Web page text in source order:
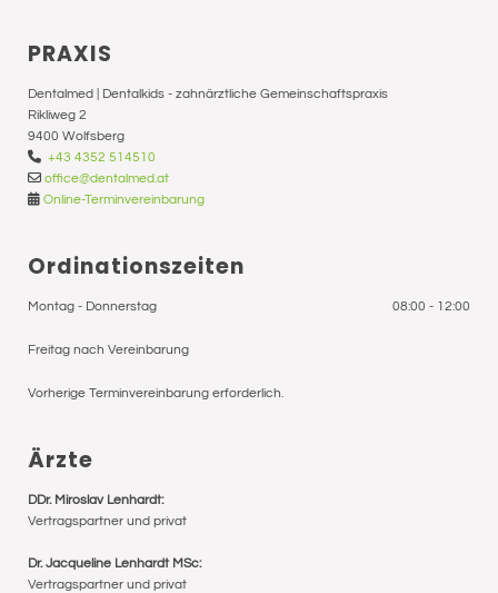
PRAXIS
Dentalmed | Dentalkids - zahnärztliche Gemeinschaftspraxis
Rikliweg 2
9400 Wolfsberg
 +43 4352 514510
 office@dentalmed.at
 Online-Terminvereinbarung
Ordinationszeiten
Montag - Donnerstag 08:00 - 12:00
Freitag nach Vereinbarung
Vorherige Terminvereinbarung erforderlich.
Ärzte
DDr. Miroslav Lenhardt:
Vertragspartner und privat
Dr. Jacqueline Lenhardt MSc:
Vertragspartner und privat